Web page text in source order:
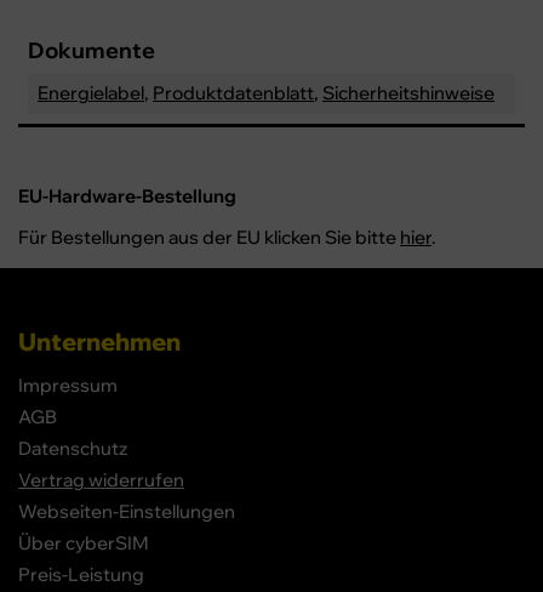
Dokumente
Energielabel, Produktdatenblatt, Sicherheitshinweise
EU-Hardware-Bestellung
Für Bestellungen aus der EU klicken Sie bitte hier.
Unternehmen
Impressum
AGB
Datenschutz
Vertrag widerrufen
Webseiten-Einstellungen
Über cyberSIM
Preis-Leistung